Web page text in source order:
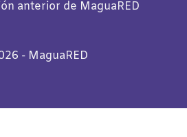
anterior de MaguaRED
- MaguaRED